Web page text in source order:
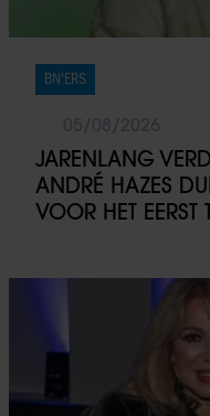
partners voor social
partners kunnen deze
informatie die u aan ze
verzameld op basis
gebruiken.
BN'ERS
JARENLANG
ANDRÉ HAZES
VOOR HET EERST